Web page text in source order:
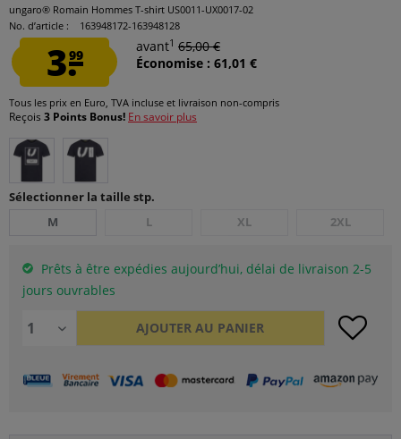
ungaro® Romain Hommes T-shirt US0011-UX0017-02
No. d’article :
163948172-163948128
3.99
avant1 65,00 €
Économise : 61,01 €
Tous les prix en Euro, TVA incluse et livraison non-compris
Reçois 3 Points Bonus! En savoir plus
Sélectionner la taille stp.
M
L XL 2XL
Prêts à être expédies aujourd’hui, délai de livraison 2-5
jours ouvrables
AJOUTER AU PANIER